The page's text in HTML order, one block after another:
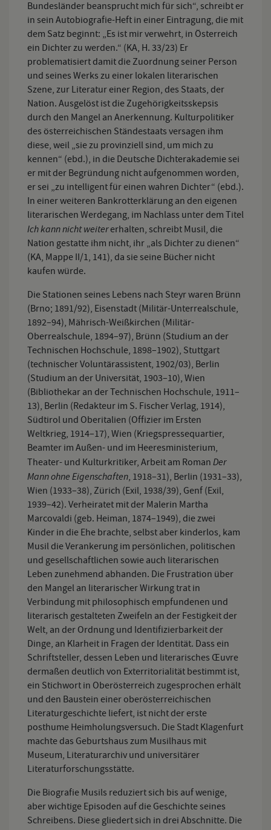
Bundesländer beansprucht mich für sich“, schreibt er
in sein Autobiografie-Heft in einer Eintragung, die mit
dem Satz beginnt: „Es ist mir verwehrt, in Österreich
ein Dichter zu werden.“ (KA, H. 33/23) Er
problematisiert damit die Zuordnung seiner Person
und seines Werks zu einer lokalen literarischen
Szene, zur Literatur einer Region, des Staats, der
Nation. Ausgelöst ist die Zugehörigkeitsskepsis
durch den Mangel an Anerkennung. Kulturpolitiker
des österreichischen Ständestaats versagen ihm
diese, weil „sie zu provinziell sind, um mich zu
kennen“ (ebd.), in die Deutsche Dichterakademie sei
er mit der Begründung nicht aufgenommen worden,
er sei „zu intelligent für einen wahren Dichter“ (ebd.).
In einer weiteren Bankrotterklärung an den eigenen
literarischen Werdegang, im Nachlass unter dem Titel
Ich kann nicht weitererhalten, schreibt Musil, die
Nation gestatte ihm nicht, ihr „als Dichter zu dienen“
(KA, Mappe II/1, 141), da sie seine Bücher nicht
kaufen würde.
Die Stationen seines Lebens nach Steyr waren Brünn
(Brno; 1891/92), Eisenstadt (Militär-Unterrealschule,
1892–94), Mährisch-Weißkirchen (Militär-
Oberrealschule, 1894–97), Brünn (Studium an der
Technischen Hochschule, 1898–1902), Stuttgart
(technischer Voluntärassistent, 1902/03), Berlin
(Studium an der Universität, 1903–10), Wien
(Bibliothekar an der Technischen Hochschule, 1911–
13), Berlin (Redakteur im S. Fischer Verlag, 1914),
Südtirol und Oberitalien (Offizier im Ersten
Weltkrieg, 1914–17), Wien (Kriegspressequartier,
Beamter im Außen- und im Heeresministerium,
Theater- und Kulturkritiker, Arbeit am Roman Der
Mann ohne Eigenschaften, 1918–31), Berlin (1931–33),
Wien (1933–38), Zürich (Exil, 1938/39), Genf (Exil,
1939–42). Verheiratet mit der Malerin Martha
Marcovaldi (geb. Heiman, 1874–1949), die zwei
Kinder in die Ehe brachte, selbst aber kinderlos, kam
Musil die Verankerung im persönlichen, politischen
und gesellschaftlichen sowie auch literarischen
Leben zunehmend abhanden. Die Frustration über
den Mangel an literarischer Wirkung trat in
Verbindung mit philosophisch empfundenen und
literarisch gestalteten Zweifeln an der Festigkeit der
Welt, an der Ordnung und Identifizierbarkeit der
Dinge, an Klarheit in Fragen der Identität. Dass ein
Schriftsteller, dessen Leben und literarisches Œuvre
dermaßen deutlich von Exterritorialität bestimmt ist,
ein Stichwort in Oberösterreich zugesprochen erhält
und den Baustein einer oberösterreichischen
Literaturgeschichte liefert, ist nicht der erste
posthume Heimholungsversuch. Die Stadt Klagenfurt
machte das Geburtshaus zum Musilhaus mit
Museum, Literaturarchiv und universitärer
Literaturforschungsstätte.
Die Biografie Musils reduziert sich bis auf wenige,
aber wichtige Episoden auf die Geschichte seines
Schreibens. Diese gliedert sich in drei Abschnitte. Die